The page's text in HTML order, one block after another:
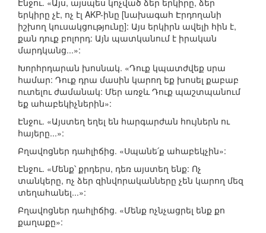
Էնջու. «Այս, այսպես կոչված ձեր երկիրը, ձեր
երկիրը չէ, ոչ էլ AKP-ինը [նախագահ Էրդողանի
իշխող կուսակցությունը]: Այս երկիրն ավելի հին է,
քան դուք բոլորդ: Այն պատկանում է իրական
մարդկանց...»:
Խորհրդարան խոսնակ. «Դուք կպատժվեք սրա
համար: Դուք դրա մասին կարող եք խոսել քաբաբ
ուտելու ժամանակ: Մեր առջև Դուք պաշտպանում
եք ահաբեկիչներին»:
Էնջու. «Այստեղ եղել են հարգարժան հույներն ու
հայերը...»:
Բղավոցներ դահլիճից. «Սպանե՛ք ահաբեկչին»:
Էնջու. «Մենք՝ քրդերս, դեռ այստեղ ենք: Ոչ
տանկերը, ոչ ձեր զինվորականները չեն կարող մեզ
տեղահանել...»:
Բղավոցներ դահլիճից. «Մենք ոչնչացրել ենք քո
քաղաքը»: